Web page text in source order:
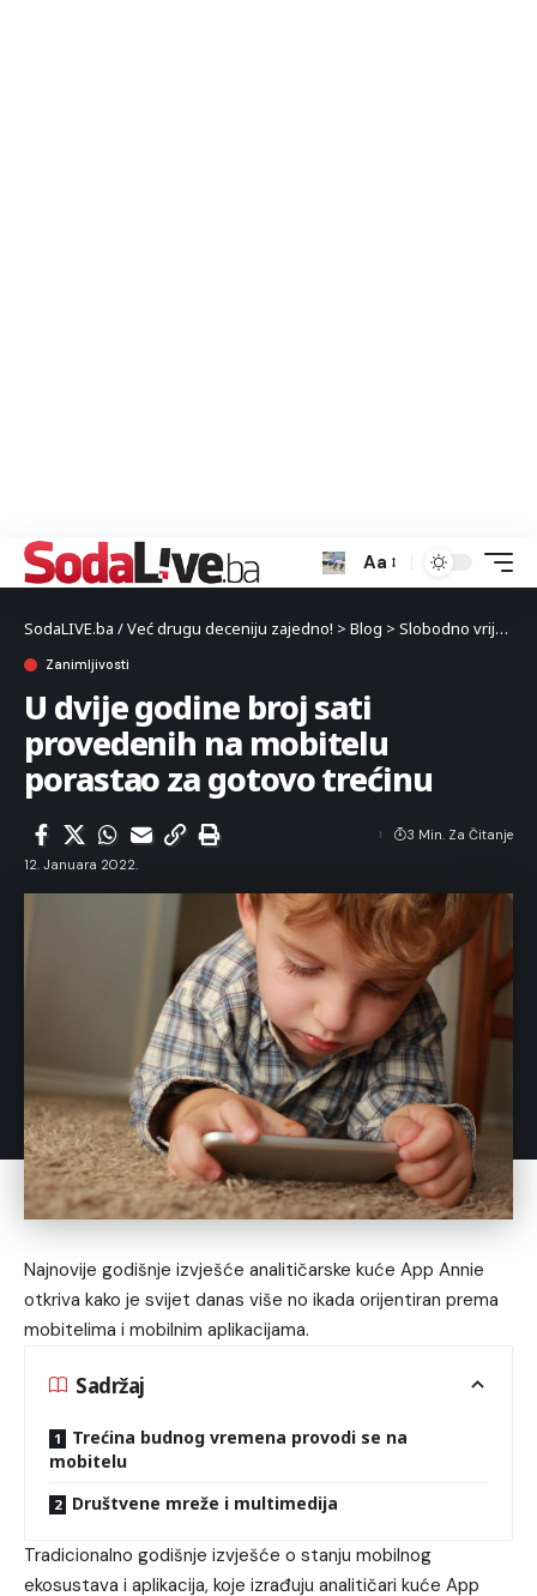
Aa
SodaLIVE.ba / Već drugu deceniju zajedno! > Blog > Slobodno vrijeme
Zanimljivosti
U dvije godine broj sati
provedenih na mobitelu
porastao za gotovo trećinu
12. Januara 2022.
3 Min. Za Čitanje
Najnovije godišnje izvješće analitičarske kuće App Annie
otkriva kako je svijet danas više no ikada orijentiran prema
mobitelima i mobilnim aplikacijama.
Sadržaj
Trećina budnog vremena provodi se na
mobitelu
Društvene mreže i multimedija
Tradicionalno godišnje izvješće o stanju mobilnog
ekosustava i aplikacija, koje izrađuju analitičari kuće App